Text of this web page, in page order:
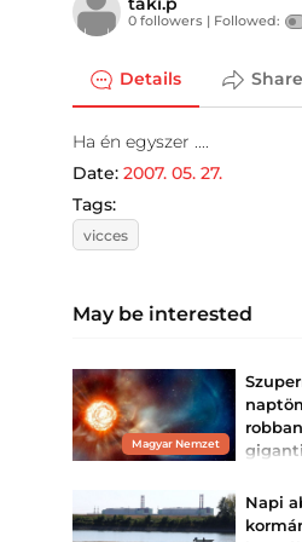
0 followers | Followed:
Details Share
Ha én egyszer ....
Date: 2007. 05. 27.
Tags:
vicces
May be interested
Magyar Nemzet
Napi